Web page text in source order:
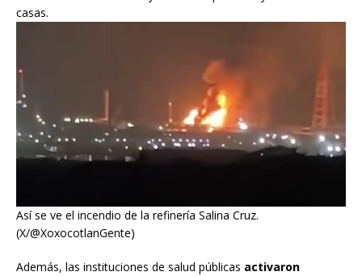
casas.
Así se ve el incendio de la refinería Salina Cruz.
(X/@XoxocotlanGente)
Además, las instituciones de salud públicas activaron